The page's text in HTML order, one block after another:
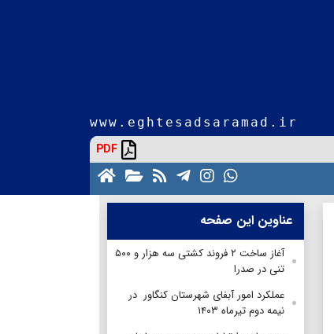
www.eghtesadsaramad.ir
PDF
عناوین این صفحه
آغاز ساخت ۲ فروند کشتی سه هزار و ۵۰۰
تنی در صدرا
عملکرد امور آبفای شهرستان کنگاور در
نیمه دوم تیرماه ۱۴۰۳